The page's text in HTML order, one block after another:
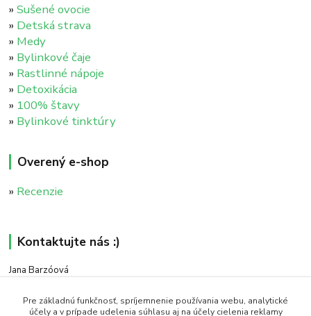
»Sušené ovocie
» Detská strava
» Medy
» Bylinkové čaje
» Rastlinné nápoje
» Detoxikácia
» 100% štavy
» Bylinkové tinktúry
Overený e-shop
» Recenzie
Kontaktujte nás :)
Jana Barzóová
(PO - PIA, 8:00 - 18:00)
Pre základnú funkčnosť, spríjemnenie používania webu, analytické
účely a v prípade udelenia súhlasu aj na účely cielenia reklamy